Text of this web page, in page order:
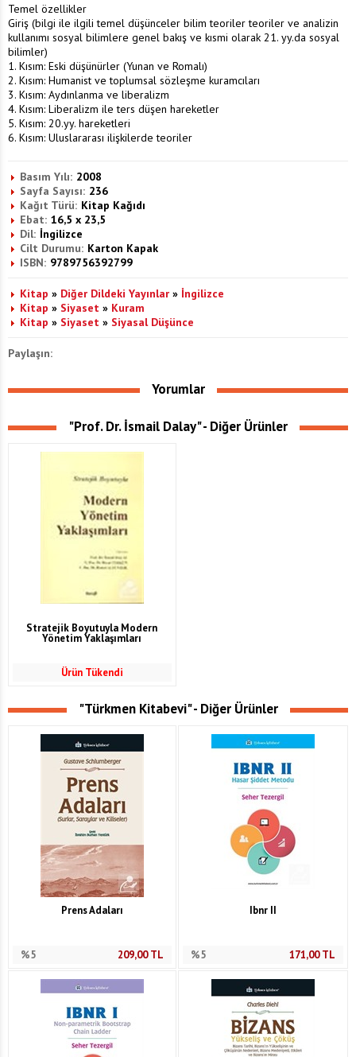
Temel özellikler
Giriş (bilgi ile ilgili temel düşünceler bilim teoriler teoriler ve analizin
kullanımı sosyal bilimlere genel bakış ve kısmi olarak 21. yy.da sosyal
bilimler)
1. Kısım: Eski düşünürler (Yunan ve Romalı)
2. Kısım: Humanist ve toplumsal sözleşme kuramcıları
3. Kısım: Aydınlanma ve liberalizm
4. Kısım: Liberalizm ile ters düşen hareketler
5. Kısım: 20.yy. hareketleri
6. Kısım: Uluslararası ilişkilerde teoriler
Basım Yılı: 2008
Sayfa Sayısı: 236
Kağıt Türü: Kitap Kağıdı
Ebat: 16,5 x 23,5
Dil: İngilizce
Cilt Durumu: Karton Kapak
ISBN: 9789756392799
Kitap » Diğer Dildeki Yayınlar » İngilizce
Kitap » Siyaset » Kuram
Kitap » Siyaset » Siyasal Düşünce
Paylaşın:
Yorumlar
"Prof. Dr. İsmail Dalay" - Diğer Ürünler
Stratejik Boyutuyla Modern
Yönetim Yaklaşımları
Ürün Tükendi
"Türkmen Kitabevi" - Diğer Ürünler
Prens Adaları
%5 209,00TL
Ibnr II
%5 171,00TL